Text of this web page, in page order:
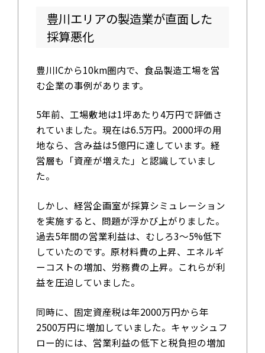
豊川エリアの製造業が直面した
採算悪化
豊川ICから10km圏内で、食品製造工場を営
む企業の事例があります。
5年前、工場敷地は1坪あたり4万円で評価さ
れていました。現在は6.5万円。2000坪の用
地なら、含み益は5億円に達しています。経
営層も「資産が増えた」と認識していまし
た。
しかし、経営企画室が採算シミュレーション
を実施すると、問題が浮かび上がりました。
過去5年間の営業利益は、むしろ3～5%低下
していたのです。原材料費の上昇、エネルギ
ーコストの増加、労務費の上昇。これらが利
益を圧迫していました。
同時に、固定資産税は年2000万円から年
2500万円に増加していました。キャッシュフ
ロー的には、営業利益の低下と税負担の増加